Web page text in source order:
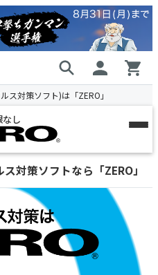
ス対策ソフト)は「ZERO」
なし
セキュリティ
、2,970円から
キュリティ
、防御力No.1
のご案内
対策ソフトなら「ZERO」